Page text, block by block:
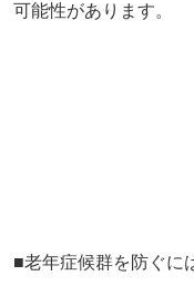
可能性があります。
■老年症候群を防ぐに